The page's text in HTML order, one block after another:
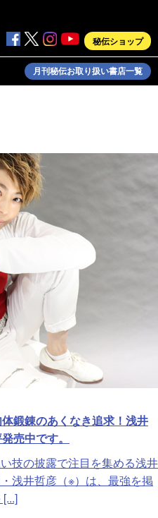
秘伝ショップ
月刊秘伝お取り扱い書店一覧
鍛錬のあくなき追求！浅井
売中です。
技の披露で注目を集める浅井
浅井哲彦（※）は、最強を掲